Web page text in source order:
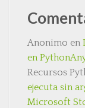
Anonimo en
en
Recursos
ejecuta sin
Microsoft